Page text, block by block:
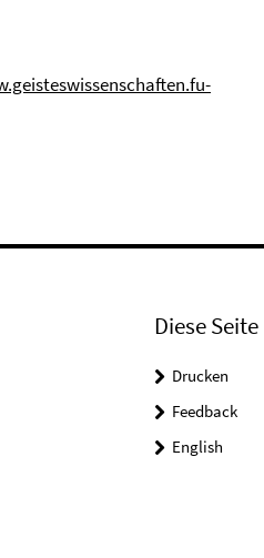
Diese Seite
Drucken
Feedback
English